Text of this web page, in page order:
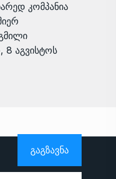
კომპანია
8 აგვისტოს
ᲒᲐᲒᲖᲐᲕᲜᲐ